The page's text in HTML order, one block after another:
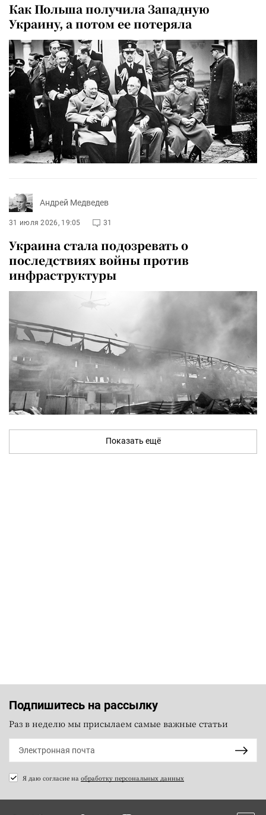
Как Польша получила Западную
Украину, а потом ее потеряла
Андрей Медведев
31 июля 2026, 19:05 31
Украина стала подозревать о
последствиях войны против
инфраструктуры
Показать ещё
Подпишитесь на рассылку
Раз в неделю мы присылаем самые важные статьи
Я даю согласие на обработку персональных данных